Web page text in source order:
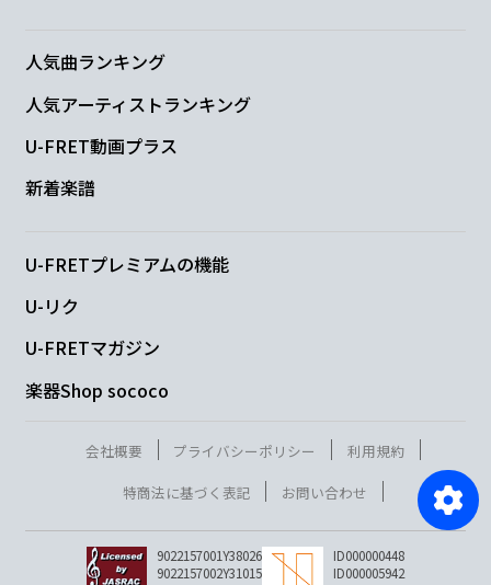
人気曲ランキング
人気アーティストランキング
U-FRET動画プラス
新着楽譜
U-FRETプレミアムの機能
U-リク
U-FRETマガジン
楽器Shop sococo
会社概要 プライバシーポリシー
利用規約
特商法に基づく表記
お問い合わせ
9022157001Y38026
9022157002Y31015
ID000000448
ID000005942